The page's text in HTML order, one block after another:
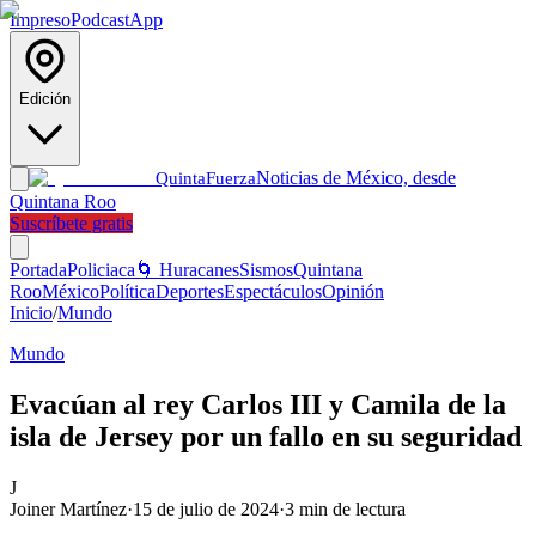
ImpresoPodcastApp
Edición
QuintaFuerzaNoticias de México, desde
Quintana Roo
Suscríbete gratis
PortadaPoliciaca 🌀 HuracanesSismosQuintana
RooMéxicoPolíticaDeportesEspectáculosOpinión
Inicio/Mundo
Mundo
Evacúan al rey Carlos III y Camila de la
isla de Jersey por un fallo en su seguridad
J
Joiner Martínez·15 de julio de 2024·3 min de lectura